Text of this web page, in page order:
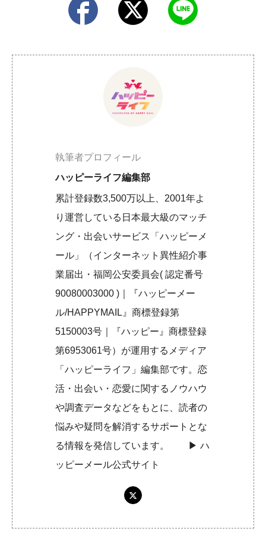
執筆者プロフィール
ハッピーライフ編集部
累計登録数3,500万以上、2001年よ
り運営している日本最大級のマッチ
ング・出会いサービス「ハッピーメ
ール」（インターネット異性紹介事
業届出・福岡公安委員会( 認定番号
90080003000 )｜『ハッピーメー
ル/HAPPYMAIL』商標登録第
5150003号｜『ハッピー』商標登録
第6953061号）が運用するメディア
「ハッピーライフ」編集部です。恋
活・出会い・恋愛に関するノウハウ
や調査データなどをもとに、読者の
悩みや疑問を解消するサポートとな
る情報を発信しています。 ▶︎ハ
ッピーメール公式サイト